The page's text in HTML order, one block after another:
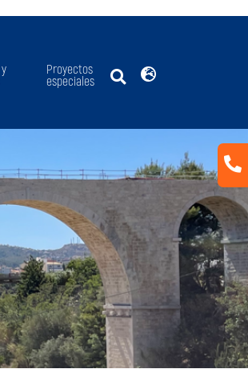
Proyectos
especiales